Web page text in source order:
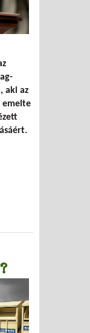
szennyezése miatt
aki az
emelte